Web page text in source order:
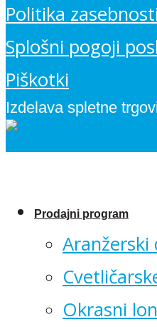
Politika
Splošni pogoji
Piškotki
Izdelava spletne
Prodajni program
Aranžerski
Okrasni